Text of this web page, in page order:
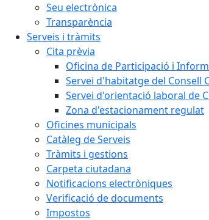
Seu electrònica
Transparència
Serveis i tràmits
Cita prèvia
Oficina de Participació i
Servei d'habitatge del Consell
Servei d'orientació laboral de
Zona d'estacionament regulat
Oficines municipals
Catàleg de Serveis
Tràmits i gestions
Carpeta ciutadana
Notificacions electròniques
Verificació de documents
Impostos